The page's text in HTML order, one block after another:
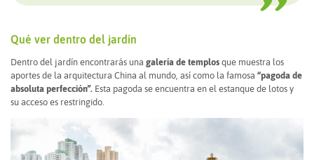
Qué ver dentro del jardín
Dentro del jardín encontrarás una galería de templos que muestra los
aportes de la arquitectura China al mundo, así como la famosa “pagoda de
absoluta perfección”. Esta pagoda se encuentra en el estanque de lotos y
su acceso es restringido.